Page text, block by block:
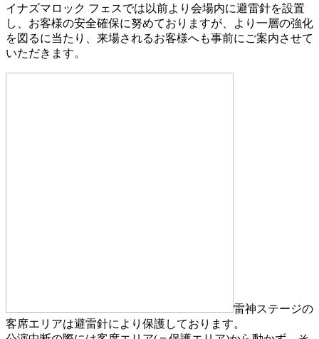
イナズマロック フェスでは以前より会場内に避雷針を設置
し、お客様の安全確保に努めておりますが、より一層の強化
を図るに当たり、来場されるお客様へも事前にご案内させて
いただきます。
雷神ステージの
客席エリアは避雷針により保護しております。